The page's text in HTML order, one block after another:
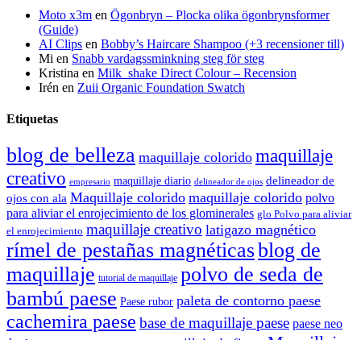
Moto x3m en Ögonbryn – Plocka olika ögonbrynsformer
(Guide)
AI Clips en Bobby’s Haircare Shampoo (+3 recensioner till)
Mi en Snabb vardagssminkning steg för steg
Kristina en Milk_shake Direct Colour – Recension
Irén en Zuii Organic Foundation Swatch
Etiquetas
blog de belleza maquillaje colorido maquillaje
creativo empresario maquillaje diario delineador de ojos delineador de
ojos con ala Maquillaje colorido maquillaje colorido polvo
para aliviar el enrojecimiento de los glominerales glo Polvo para aliviar
el enrojecimiento maquillaje creativo latigazo magnético
rímel de pestañas magnéticasblog de
maquillaje tutorial de maquillaje polvo de seda de
bambú paese Paese rubor paleta de contorno paese
cachemira paese base de maquillaje paese paese neo